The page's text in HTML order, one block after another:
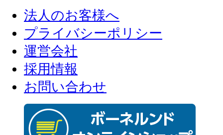
法人のお客様へ
プライバシーポリシー
運営会社
採用情報
お問い合わせ